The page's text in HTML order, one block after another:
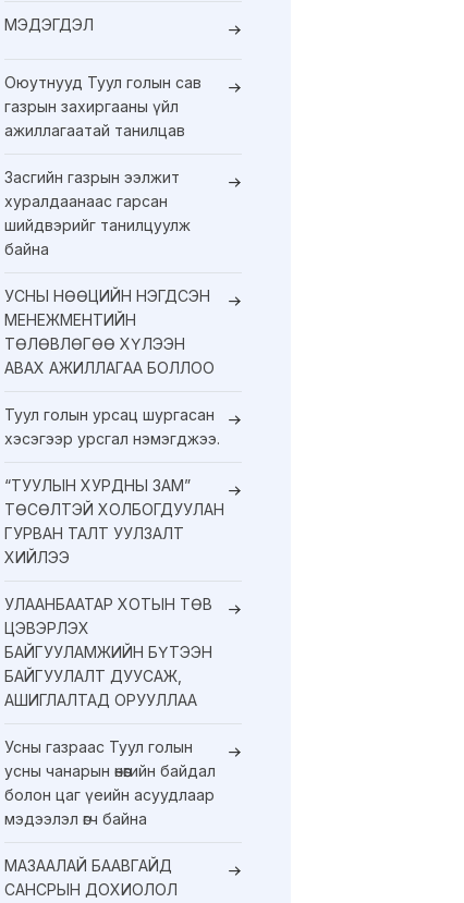
МЭДЭГДЭЛ
Оюутнууд Туул голын сав
газрын захиргааны үйл
ажиллагаатай танилцав
Засгийн газрын ээлжит
хуралдаанаас гарсан
шийдвэрийг танилцуулж
байна
УСНЫ НӨӨЦИЙН НЭГДСЭН
МЕНЕЖМЕНТИЙН
ТӨЛӨВЛӨГӨӨ ХҮЛЭЭН
АВАХ АЖИЛЛАГАА БОЛЛОО
Туул голын урсац шургасан
хэсэгээр урсгал нэмэгджээ.
“ТУУЛЫН ХУРДНЫ ЗАМ”
ТӨСӨЛТЭЙ ХОЛБОГДУУЛАН
ГУРВАН ТАЛТ УУЛЗАЛТ
ХИЙЛЭЭ
УЛААНБААТАР ХОТЫН ТӨВ
ЦЭВЭРЛЭХ
БАЙГУУЛАМЖИЙН БҮТЭЭН
БАЙГУУЛАЛТ ДУУСАЖ,
АШИГЛАЛТАД ОРУУЛЛАА
Усны газраас Туул голын
усны чанарын өнөөгийн байдал
болон цаг үеийн асуудлаар
мэдээлэл өгч байна
МАЗААЛАЙ БААВГАЙД
САНСРЫН ДОХИОЛОЛ